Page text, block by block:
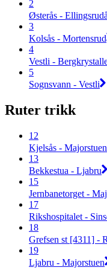
2
Østerås -
3
Kolsås - Mortensrud
4
Vestli -
5
Sognsvann - Vestli
Ruter trikk
12
Kjelsås -
13
Bekkestua - Ljabru
15
Jernbanetorget -
17
Rikshospitalet -
18
Grefsen st [4311] -
19
Ljabru - Majorstuen